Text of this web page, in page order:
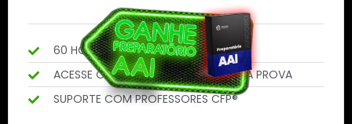
60 HORAS DE VÍDEO AULAS
ACESSE O CONTEÚDO ATÉ PASSAR NA PROVA
SUPORTE COM PROFESSORES CFP®